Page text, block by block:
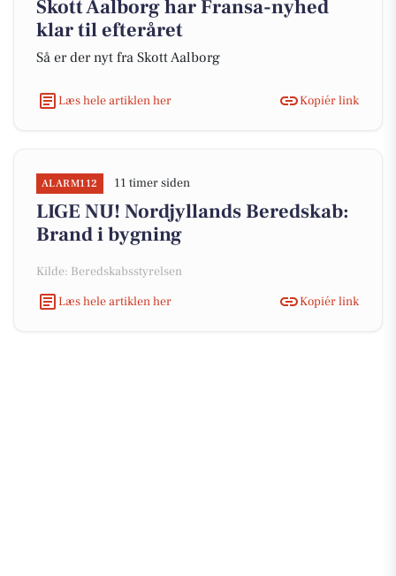
Skott Aalborg har Fransa-nyhed
klar til efteråret
Så er der nyt fra Skott Aalborg
Læs hele artiklen her Kopiér link
ALARM112 11 timer siden
LIGE NU! Nordjyllands Beredskab:
Brand i bygning
Kilde: Beredskabsstyrelsen
Læs hele artiklen her
Kopiér link